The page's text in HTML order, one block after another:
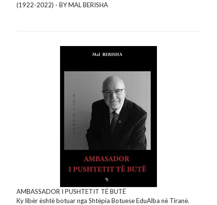
(1922-2022) - BY MAL BERISHA
AMBASSADOR I PUSHTETIT TË BUTË
Ky libër është botuar nga Shtëpia Botuese EduAlba në Tiranë.